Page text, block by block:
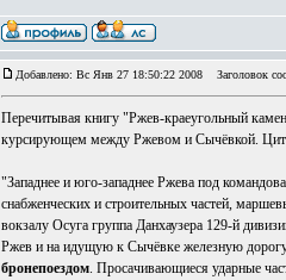
Добавлено: Вс Янв 27 18:50:22 2008 Заголовок
Перечитывая книгу "Ржев-краеугольный
курсирующем между Ржевом и Сычёвкой.
"Западнее и юго-западнее Ржева под
снабженческих и строительных частей,
вокзалу Осуга группа Данхаузера 129-й
Ржев и на идущую к Сычёвке железную
бронепоездом. Просачивающиеся ударные